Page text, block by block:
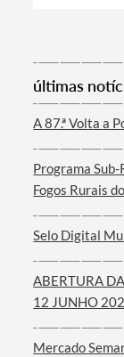
Categorias
últimas
A 87.ª Volta a
Programa
Fogos Rurais
Selo Digital
ABERTURA
12 JUNHO
Mercado